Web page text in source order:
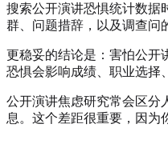
搜索公开演讲恐惧统计数据
群、问题措辞，以及调查问
更稳妥的结论是：害怕公开
恐惧会影响成绩、职业选择
公开演讲焦虑研究常会区分
息。这个差距很重要，因为